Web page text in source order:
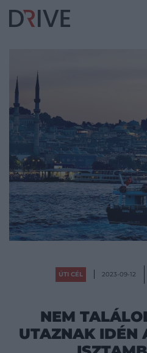
ÚTI CÉL 2023-09-12
NEM
UTAZNAK IDÉN